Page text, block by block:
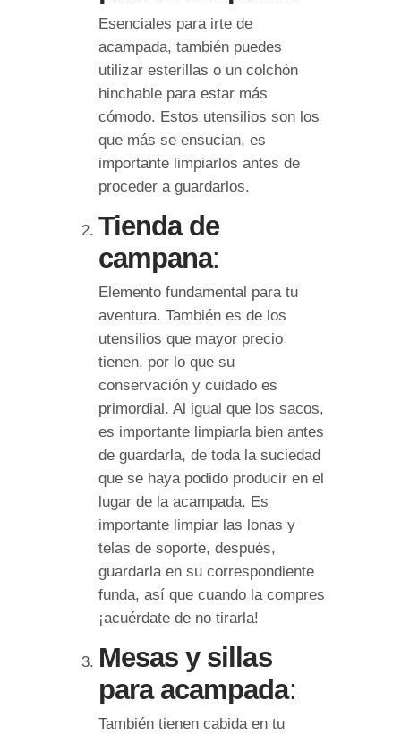
Esenciales para irte de
acampada, también puedes
utilizar esterillas o un colchón
hinchable para estar más
cómodo. Estos utensilios son los
que más se ensucian, es
importante limpiarlos antes de
proceder a guardarlos.
Tienda de
campana:
Elemento fundamental para tu
aventura. También es de los
utensilios que mayor precio
tienen, por lo que su
conservación y cuidado es
primordial. Al igual que los sacos,
es importante limpiarla bien antes
de guardarla, de toda la suciedad
que se haya podido producir en el
lugar de la acampada. Es
importante limpiar las lonas y
telas de soporte, después,
guardarla en su correspondiente
funda, así que cuando la compres
¡acuérdate de no tirarla!
Mesas y sillas
para acampada:
También tienen cabida en tu